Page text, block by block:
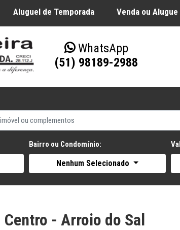
Aluguel de Temporada Venda ou
WhatsApp
(51) 98189-2988
Bairro ou Condomínio:
Nenhum Selecionado
- Arroio do Sal